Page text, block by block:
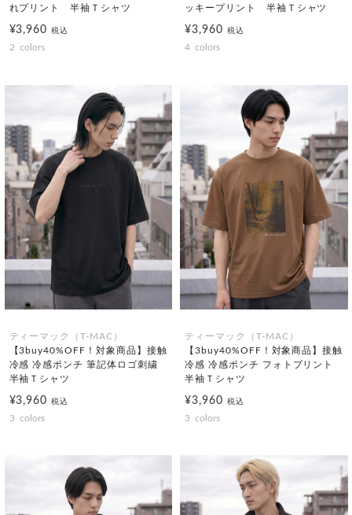
れプリント 半袖Ｔシャツ
¥3,960税込
2 colors
ッキープリント 半袖Ｔシャツ
¥3,960 税込
4 colors
ティーマック（T-MAC）
【3buy40%OFF！対象商品】接触
冷感 冷感ポンチ 筆記体ロゴ刺繍
半袖Ｔシャツ
¥3,960税込
3 colors
ティーマック（T-MAC）
【3buy40%OFF！対象商品】接触
冷感 冷感ポンチ フォトプリント
半袖Ｔシャツ
¥3,960 税込
3 colors